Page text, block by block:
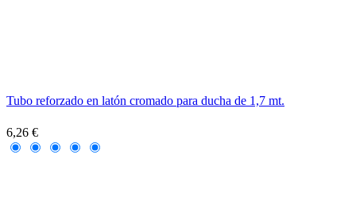
Tubo reforzado en latón cromado para ducha de 1,7 mt.
6,26 €